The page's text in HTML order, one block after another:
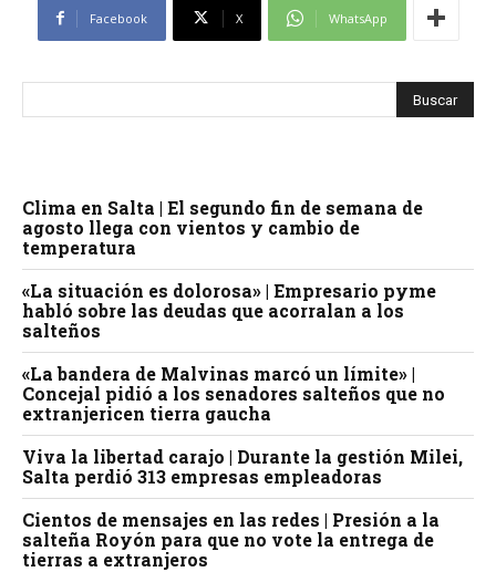
Facebook X WhatsApp
Clima en Salta | El segundo fin de semana de
agosto llega con vientos y cambio de
temperatura
«La situación es dolorosa» | Empresario pyme
habló sobre las deudas que acorralan a los
salteños
«La bandera de Malvinas marcó un límite» |
Concejal pidió a los senadores salteños que no
extranjericen tierra gaucha
Viva la libertad carajo | Durante la gestión Milei,
Salta perdió 313 empresas empleadoras
Cientos de mensajes en las redes | Presión a la
salteña Royón para que no vote la entrega de
tierras a extranjeros